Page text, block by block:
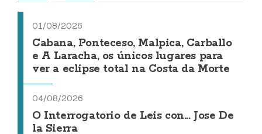
01/08/2026
Cabana, Ponteceso, Malpica, Carballo
e A Laracha, os únicos lugares para
ver a eclipse total na Costa da Morte
04/08/2026
O Interrogatorio de Leis con... Jose De
la Sierra